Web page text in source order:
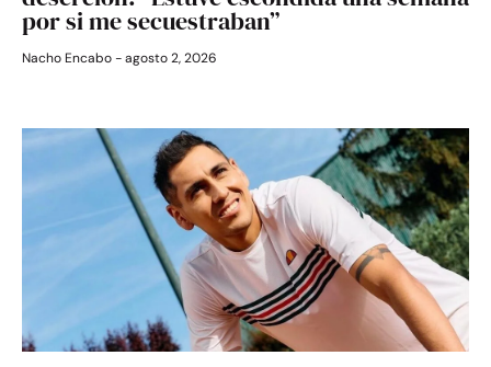
por si me secuestraban”
Nacho Encabo agosto 2, 2026